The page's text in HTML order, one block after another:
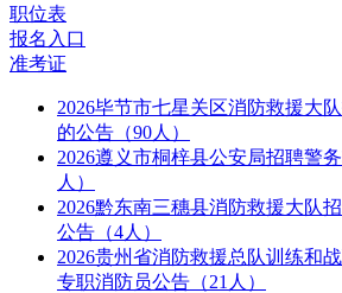
职位表
报名入口
准考证
2026毕节市七星关区消防救援大
的公告（90人）
2026遵义市桐梓县公安局招聘警
人）
2026黔东南三穗县消防救援大队
公告（4人）
2026贵州省消防救援总队训练和
专职消防员公告（21人）